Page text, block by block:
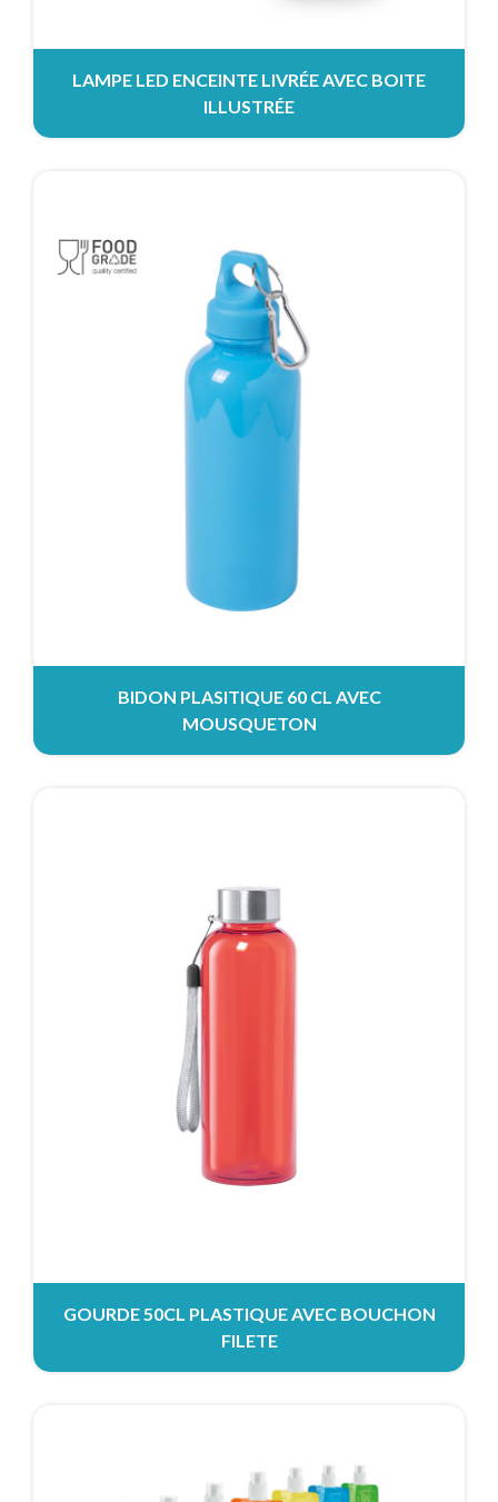
LAMPE LED ENCEINTE LIVRÉE AVEC BOITE
ILLUSTRÉE
BIDON PLASITIQUE 60 CL AVEC
MOUSQUETON
GOURDE 50CL PLASTIQUE AVEC BOUCHON
FILETE